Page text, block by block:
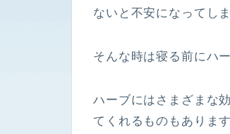
ないと不安になってし
そんな時は寝る前にハ
ハーブにはさまざまな
てくれるものもあります